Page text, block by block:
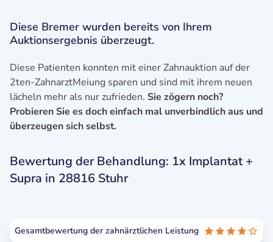
Diese Bremer wurden bereits von Ihrem
Auktionsergebnis überzeugt.
Diese Patienten konnten mit einer Zahnauktion auf der
2ten-ZahnarztMeiung sparen und sind mit ihrem neuen
lächeln mehr als nur zufrieden. Sie zögern noch?
Probieren Sie es doch einfach mal unverbindlich aus und
überzeugen sich selbst.
Bewertung der Behandlung: 1x Implantat +
Supra in 28816 Stuhr
Gesamtbewertung der zahnärztlichen Leistung